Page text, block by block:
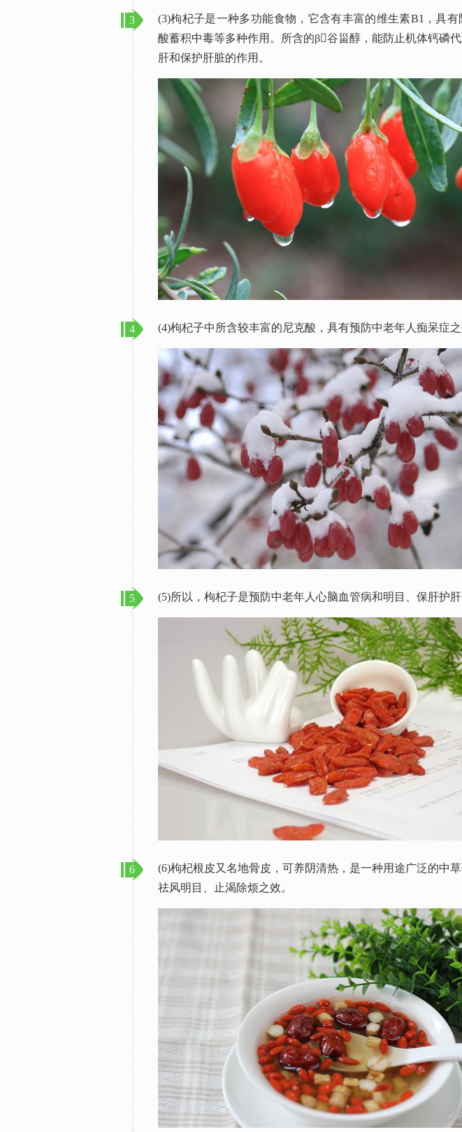
3
(3)枸杞子是一种多功能食物，它含有丰富的维生素B1，具
酸蓄积中毒等多种作用。所含的β谷甾醇，能防止机体钙磷
肝和保护肝脏的作用。
4 (4)枸杞子中所含较丰富的尼克酸，具有预防中老年人痴呆症之
5 (5)所以，枸杞子是预防中老年人心脑血管病和明目、保肝护
6
(6)枸杞根皮又名地骨皮，可养阴清热，是一种用途广泛的中
祛风明目、止渴除烦之效。